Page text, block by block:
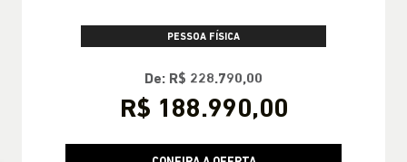
PESSOA FÍSICA
De: R$ 228.790,00
R$ 188.990,00